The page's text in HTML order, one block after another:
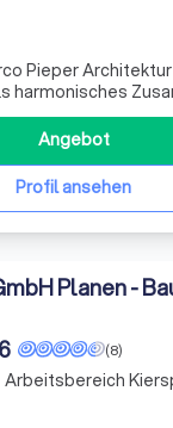
Pieper
harmonisches
Baukörper
haben wir uns
modernen
gerecht zu w
Profil ansehen
Angebot
Planen -
(8)
Arbeitsbereich